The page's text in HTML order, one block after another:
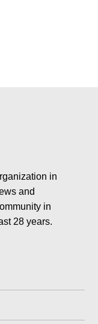
in
and
in
28 years.